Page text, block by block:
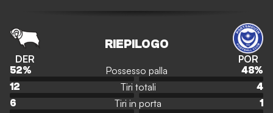
DER
RIEPILOGO
POR
52% Possesso palla 48%
12
Tiri totali
4
6
Tiri in porta
1